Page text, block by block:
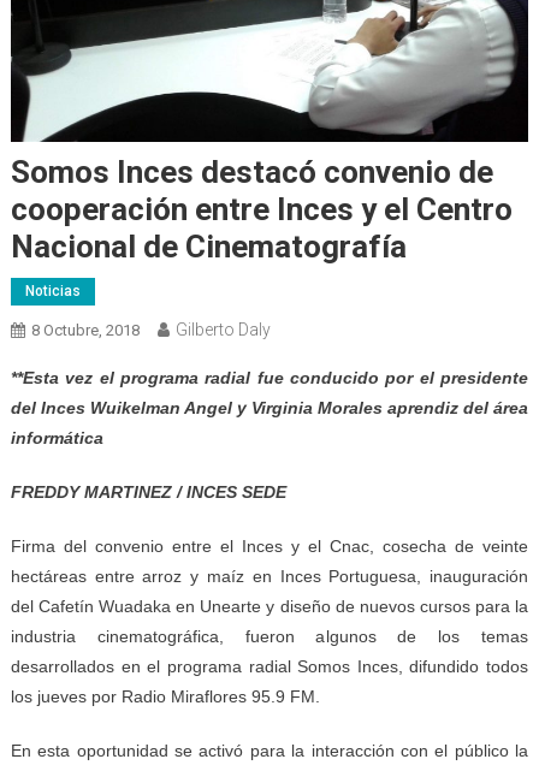
Somos Inces destacó convenio de
cooperación entre Inces y el Centro
Nacional de Cinematografía
Noticias
8 Octubre, 2018 Gilberto Daly
**Esta vez el programa radial fue conducido por el presidente
del Inces Wuikelman Angel y Virginia Morales aprendiz del área
informática
FREDDY MARTINEZ / INCES SEDE
Firma del convenio entre el Inces y el Cnac, cosecha de veinte
hectáreas entre arroz y maíz en Inces Portuguesa, inauguración
del Cafetín Wuadaka en Unearte y diseño de nuevos cursos para la
industria cinematográfica, fueron algunos de los temas
desarrollados en el programa radial Somos Inces, difundido todos
los jueves por Radio Miraflores 95.9 FM.
En esta oportunidad se activó para la interacción con el público la